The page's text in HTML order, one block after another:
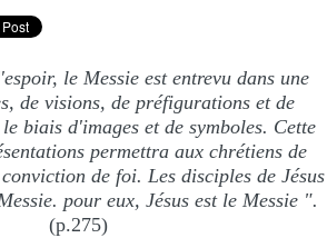
le Messie est entrevu dans une
de visions, de préfigurations et de
biais d'images et de symboles. Cette
permettra aux chrétiens de
de foi. Les disciples de Jésus
pour eux, Jésus est le Messie ".
(p.275)